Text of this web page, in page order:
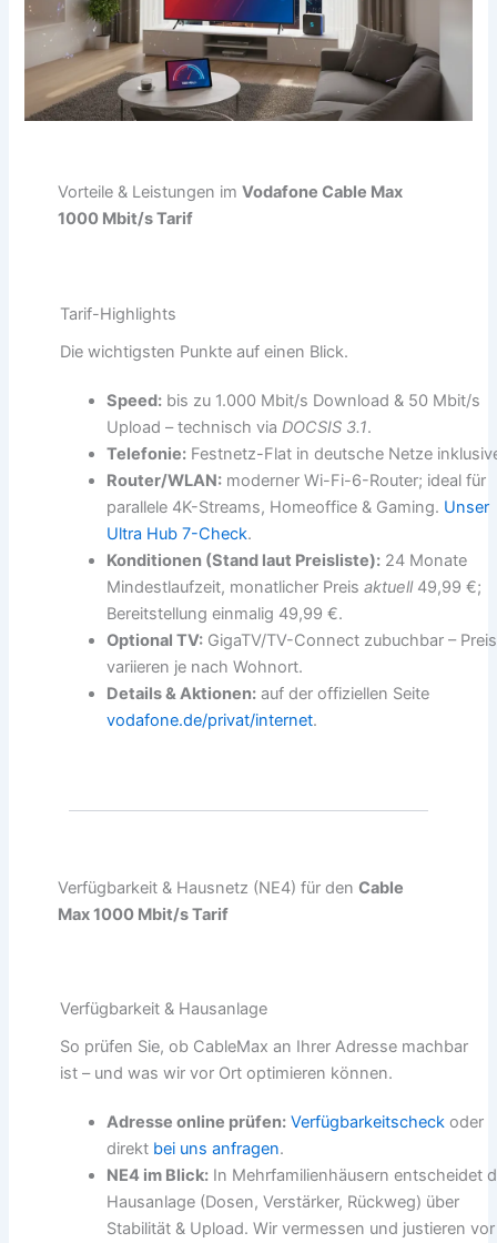
Vorteile & Leistungen imVodafone Cable Max
1000 Mbit/s Tarif
Tarif-Highlights
Die wichtigsten Punkte auf einen Blick.
Speed: bis zu 1.000 Mbit/s Download & 50 Mbit/s
Upload – technisch viaDOCSIS 3.1.
Telefonie: Festnetz-Flat in deutsche Netze
Router/WLAN: moderner Wi-Fi-6-Router; ideal für
parallele 4K-Streams, Homeoffice & Gaming. Unser
Ultra Hub 7-Check.
Konditionen (Stand laut Preisliste): 24 Monate
Mindestlaufzeit, monatlicher Preisaktuell49,99 €;
Bereitstellung einmalig 49,99 €.
Optional TV: GigaTV/TV-Connect zubuchbar –
variieren je nach Wohnort.
Details & Aktionen: auf der offiziellen Seite
vodafone.de/privat/internet.
Verfügbarkeit & Hausnetz (NE4) für denCable
Max 1000 Mbit/s Tarif
Verfügbarkeit & Hausanlage
So prüfen Sie, ob CableMax an Ihrer Adresse machbar
ist – und was wir vor Ort optimieren können.
Adresse online prüfen: Verfügbarkeitscheck oder
direkt bei uns anfragen.
NE4 im Blick: In Mehrfamilienhäusern entscheidet
Hausanlage (Dosen, Verstärker, Rückweg) über
Stabilität & Upload. Wir vermessen und justieren vor